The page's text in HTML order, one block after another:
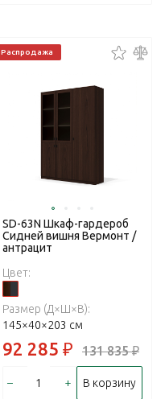
Распродажа
SD-63N Шкаф-гардероб
Сидней вишня Вермонт /
антрацит
Цвет:
Размер (Д×Ш×В):
145×40×203 см
92 285 ₽ 131 835₽
– + В корзину